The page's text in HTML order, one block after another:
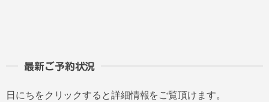
最新ご予約状況
日にちをクリックすると詳細情報をご覧頂けます。